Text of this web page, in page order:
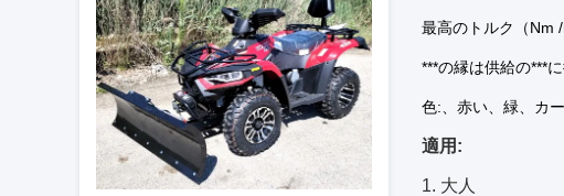
最高のトルク（Nm
***の縁は供給の***
色:、赤い、緑、カ
適用:
1. 大人